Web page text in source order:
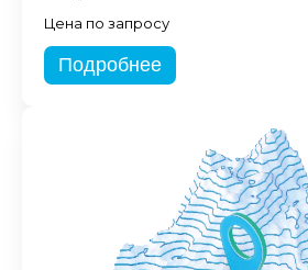
Цена по запросу
Подробнее